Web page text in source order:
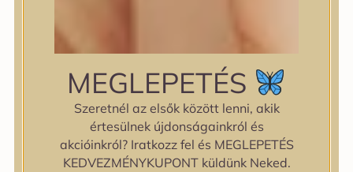
YUNJAC
Bőrállapot
Bőrállapot
Bőrtípus
Bőrtípus
Kombinált
MEGLEPETÉS
Szeretnél az elsők között lenni, akik
értesülnek újdonságainkról és
akcióinkról? Iratkozz fel és MEGLEPETÉS
KEDVEZMÉNYKUPONT küldünk Neked.